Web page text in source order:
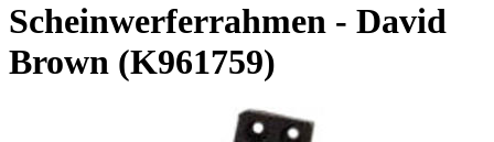
Scheinwerferrahmen - David
Brown (K961759)